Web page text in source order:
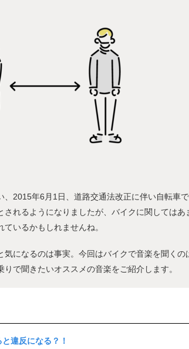
、2015年6月1日、道路交通法改正に伴い自転車
れるようになりましたが、バイクに関してはあ
いるかもしれませんね。
気になるのは事実。今回はバイクで音楽を聞くの
で聞きたいオススメの音楽をご紹介します。
違反になる？！